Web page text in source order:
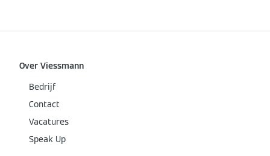
Over Viessmann
Bedrijf
Contact
Vacatures
Speak Up